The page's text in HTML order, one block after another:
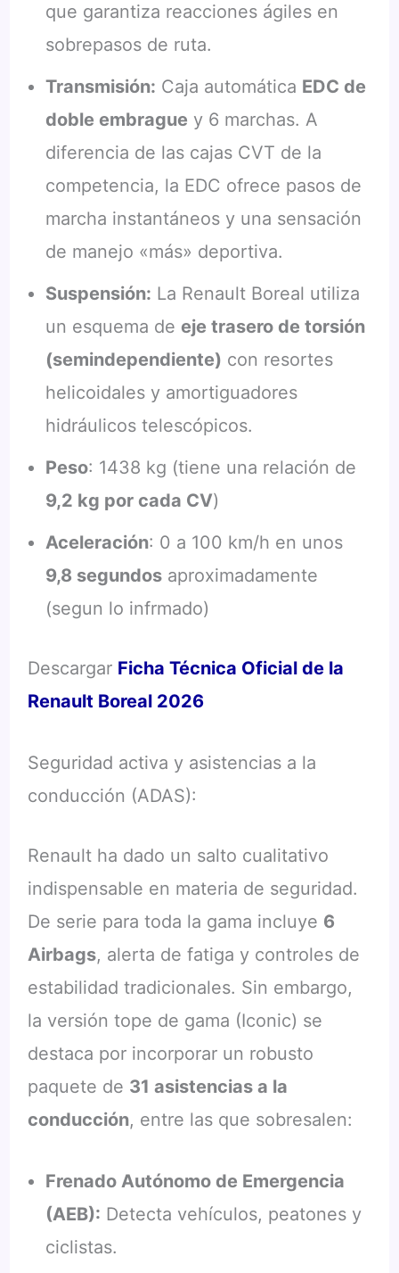
que garantiza reacciones ágiles en
sobrepasos de ruta.
Transmisión: Caja automática EDC de
doble embrague y 6 marchas. A
diferencia de las cajas CVT de la
competencia, la EDC ofrece pasos de
marcha instantáneos y una sensación
de manejo «más» deportiva.
Suspensión: La Renault Boreal utiliza
un esquema de eje trasero de torsión
(semindependiente) con resortes
helicoidales y amortiguadores
hidráulicos telescópicos.
Peso: 1438 kg (tiene una relación de
9,2 kg por cada CV)
Aceleración: 0 a 100 km/h en unos
9,8 segundosaproximadamente
(segun lo infrmado)
Descargar Ficha Técnica Oficial de la
Renault Boreal 2026
Seguridad activa y asistencias a la
conducción (ADAS):
Renault ha dado un salto cualitativo
indispensable en materia de seguridad.
De serie para toda la gama incluye 6
Airbags, alerta de fatiga y controles de
estabilidad tradicionales. Sin embargo,
la versión tope de gama (Iconic) se
destaca por incorporar un robusto
paquete de 31 asistencias a la
conducción, entre las que sobresalen:
Frenado Autónomo de Emergencia
(AEB): Detecta vehículos, peatones y
ciclistas.